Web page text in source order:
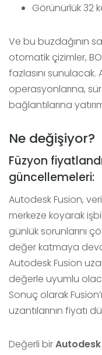
Görünürlük 32
Ve bu buzdağının
otomatik çizimler,
fazlasını sunulacak.
operasyonlarına,
bağlantılarına
Ne değişiyor?
Füzyon
güncellemeleri:
Autodesk Fusion,
merkeze koyarak
günlük sorunlarını
değer katmaya
Autodesk Fusion
değerle uyumlu
Sonuç olarak
uzantılarının fiyatı
Değerli bir